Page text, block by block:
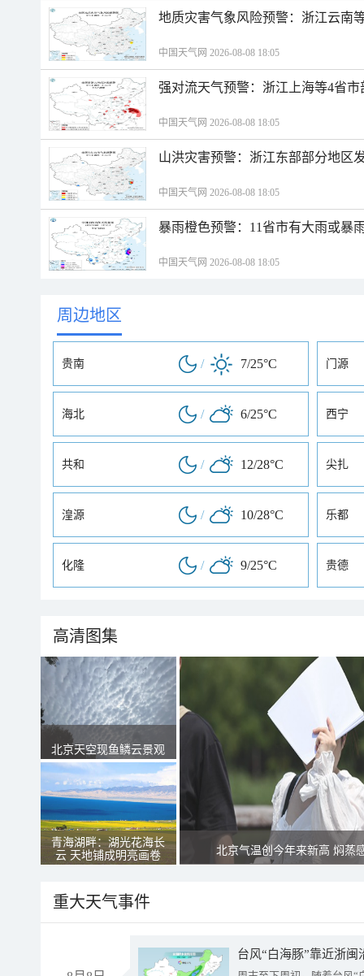
地质灾害气象风险预警：浙江云南
中国天气网 2026-08-08 18:05
强对流天气预警：浙江上海等4省
中国天气网 2026-08-08 18:05
山洪灾害预警：浙江东部部分地区
中国天气网 2026-08-08 18:05
暴雨橙色预警：11省市有大雨或暴
中国天气网 2026-08-08 18:05
周边地区
贵南 / 7/25°C 门源
海北 / 6/25°C 西宁
共和 / 12/28°C 尖扎
湟源 / 10/28°C 乐都
化隆 / 9/25°C 贵德
高清图集
北京天空现鱼鳞云景观
青海湖畔：湖光花海长
云 天地铺成明亮画卷
北京气温创今年来新高 焖蒸
重大天气事件
台风“白海豚”靠近浙